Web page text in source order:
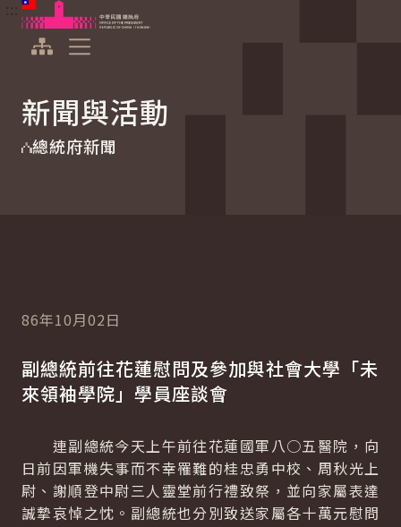
跳到主要內容
中華民國總統府
新聞與活動
總統府新聞
86年10月02日
副總統前往花蓮慰問及參加與社會大學「未
來領袖學院」學員座談會
連副總統今天上午前往花蓮國軍八○五醫院，向
日前因軍機失事而不幸罹難的桂忠勇中校、周秋光上
尉、謝順登中尉三人靈堂前行禮致祭，並向家屬表達
誠摯哀悼之忱。副總統也分別致送家屬各十萬元慰問